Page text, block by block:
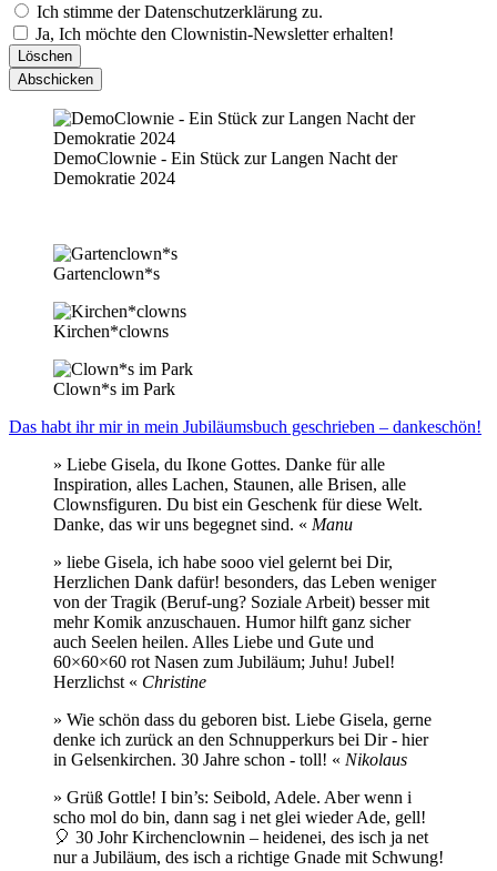
Ich stimme der Datenschutzerklärung zu.
Ja, Ich möchte den Clownistin-Newsletter erhalten!
Löschen
Abschicken
DemoClownie - Ein Stück zur Langen Nacht der
Demokratie 2024
Gartenclown*s
Kirchen*clowns
Clown*s im Park
Das habt ihr mir in mein Jubiläumsbuch geschrieben – dankeschön!
» Liebe Gisela, du Ikone Gottes. Danke für alle
Inspiration, alles Lachen, Staunen, alle Brisen, alle
Clownsfiguren. Du bist ein Geschenk für diese Welt.
Danke, das wir uns begegnet sind. « Manu
» liebe Gisela, ich habe sooo viel gelernt bei Dir,
Herzlichen Dank dafür! besonders, das Leben weniger
von der Tragik (Beruf-ung? Soziale Arbeit) besser mit
mehr Komik anzuschauen. Humor hilft ganz sicher
auch Seelen heilen. Alles Liebe und Gute und
60×60×60 rot Nasen zum Jubiläum; Juhu! Jubel!
Herzlichst « Christine
» Wie schön dass du geboren bist. Liebe Gisela, gerne
denke ich zurück an den Schnupperkurs bei Dir - hier
in Gelsenkirchen. 30 Jahre schon - toll! « Nikolaus
» Grüß Gottle! I bin’s: Seibold, Adele. Aber wenn i
scho mol do bin, dann sag i net glei wieder Ade, gell!
🎈 30 Johr Kirchenclownin – heidenei, des isch ja net
nur a Jubiläum, des isch a richtige Gnade mit Schwung!